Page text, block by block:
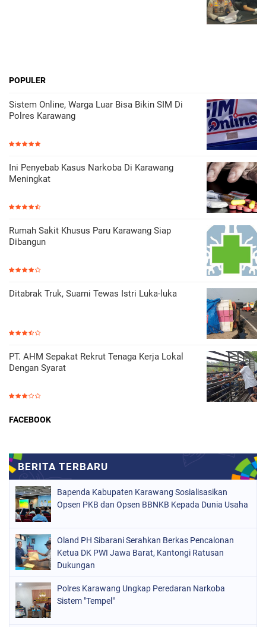
POPULER
Sistem Online, Warga Luar Bisa Bikin SIM Di
Polres Karawang
Ini Penyebab Kasus Narkoba Di Karawang
Meningkat
Rumah Sakit Khusus Paru Karawang Siap
Dibangun
Ditabrak Truk, Suami Tewas Istri Luka-luka
PT. AHM Sepakat Rekrut Tenaga Kerja Lokal
Dengan Syarat
FACEBOOK
Bapenda Kabupaten Karawang Sosialisasikan
Opsen PKB dan Opsen BBNKB Kepada Dunia Usaha
Oland PH Sibarani Serahkan Berkas Pencalonan
Ketua DK PWI Jawa Barat, Kantongi Ratusan
Dukungan
Polres Karawang Ungkap Peredaran Narkoba
Sistem "Tempel"